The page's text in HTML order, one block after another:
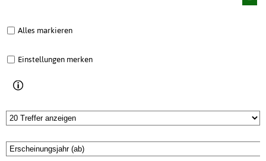
Alles markieren
Einstellungen merken